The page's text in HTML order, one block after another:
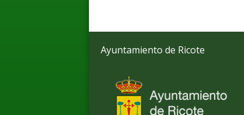
Ayuntamiento de Ricote